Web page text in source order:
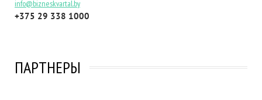
info@bizneskvartal.by
+375 29 338 1000
ПАРТНЕРЫ